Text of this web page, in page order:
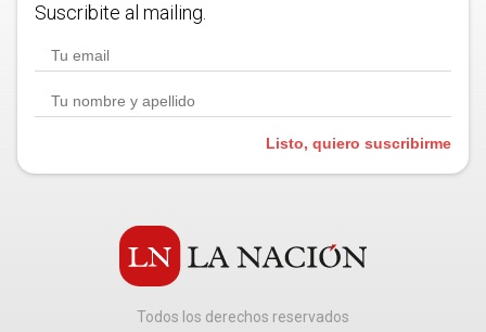
Suscribite al mailing.
Listo, quiero suscribirme
Todos los derechos reservados